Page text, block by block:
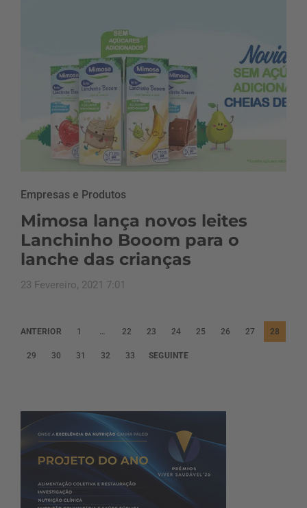
Empresas e Produtos
Mimosa lança novos leites
Lanchinho Booom para o
lanche das crianças
23 Fevereiro, 2021 7:01
P
a
n
ç
o
ANTERIOR 1 … 22 23 24 25 26 27 28
29 30 31 32 33 SEGUINTE